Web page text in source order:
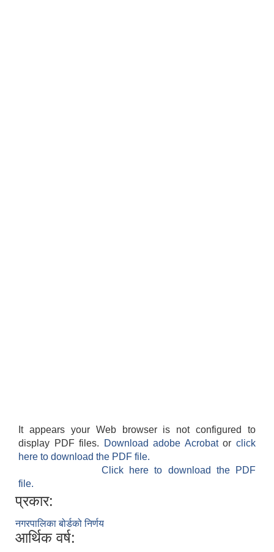
It appears your Web browser is not configured to
display PDF files.
Download adobe Acrobatorclick
here to download the PDF file.
Click here to download the PDF
file.
प्रकार:
नगरपालिका बोर्डको निर्णय
आर्थिक वर्ष: